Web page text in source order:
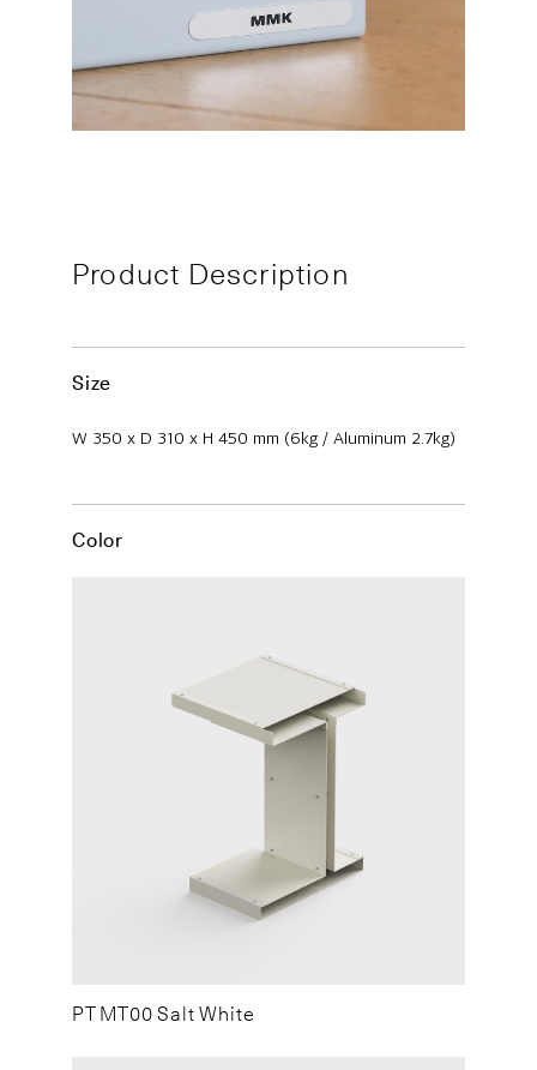
Product Description
Size
W 350 x D 310 x H 450 mm (6kg / Aluminum 2.7kg)
Color
PT MT00 Salt White